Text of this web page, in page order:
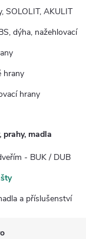
SOLOLIT, AKULIT
dýha, nažehlovací
hrany
hrany
prahy, madla
- BUK / DUB
a příslušenství